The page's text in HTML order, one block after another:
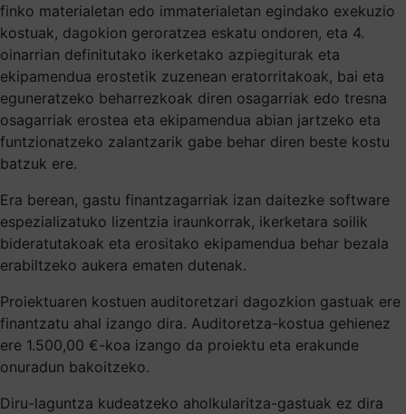
finko materialetan edo immaterialetan egindako exekuzio
kostuak, dagokion geroratzea eskatu ondoren, eta 4.
oinarrian definitutako ikerketako azpiegiturak eta
ekipamendua erostetik zuzenean eratorritakoak, bai eta
eguneratzeko beharrezkoak diren osagarriak edo tresna
osagarriak erostea eta ekipamendua abian jartzeko eta
funtzionatzeko zalantzarik gabe behar diren beste kostu
batzuk ere.
Era berean, gastu finantzagarriak izan daitezke software
espezializatuko lizentzia iraunkorrak, ikerketara soilik
bideratutakoak eta erositako ekipamendua behar bezala
erabiltzeko aukera ematen dutenak.
Proiektuaren kostuen auditoretzari dagozkion gastuak ere
finantzatu ahal izango dira. Auditoretza-kostua gehienez
ere 1.500,00 €-koa izango da proiektu eta erakunde
onuradun bakoitzeko.
Diru-laguntza kudeatzeko aholkularitza-gastuak ez dira